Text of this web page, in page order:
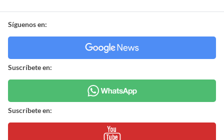
Síguenos en:
Suscríbete en:
Suscríbete en: